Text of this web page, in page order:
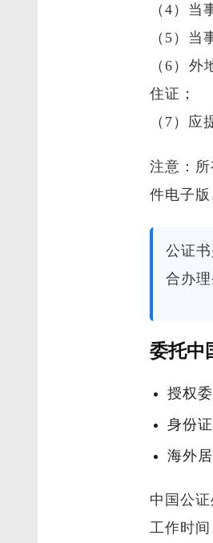
（4）
（5）
（6）
住证；
（7）
注意：
件电子版
公证
合办
委托中
授权
身份
海外
中国公
工作时